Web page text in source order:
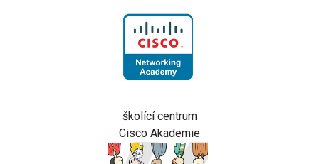
školící centrum
Cisco Akademie